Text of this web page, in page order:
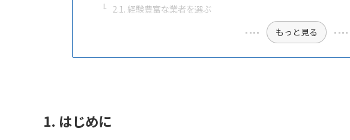
2.1. 経験豊富な業者を選ぶ
もっと見る
1. はじめに